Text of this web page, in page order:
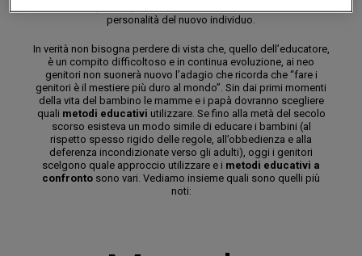
personalità del nuovo individuo.
In verità non bisogna perdere di vista che, quello dell’educatore,
è un compito difficoltoso e in continua evoluzione, ai neo
genitori non suonerà nuovo l’adagio che ricorda che “fare i
genitori è il mestiere più duro al mondo”. Sin dai primi momenti
della vita del bambino le mamme e i papà dovranno scegliere
quali metodi educativi utilizzare. Se fino alla metà del secolo
scorso esisteva un modo simile di educare i bambini (al
rispetto spesso rigido delle regole, all’obbedienza e alla
deferenza incondizionate verso gli adulti), oggi i genitori
scelgono quale approccio utilizzare e i metodi educativi a
confronto sono vari. Vediamo insieme quali sono quelli più
noti: